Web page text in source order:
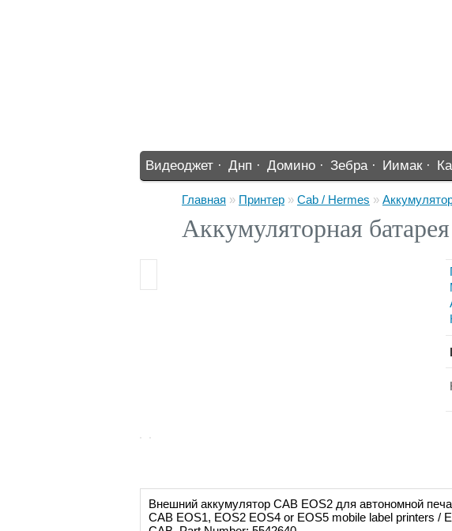
Видеоджет · Днп · Домино · Зебра · Иимак ·
Главная » Принтер » Cab / Hermes »
Аккумуляторная
Внешний аккумулятор CAB EOS2 для автономной
CAB EOS1, EOS2 EOS4 or EOS5 mobile label printers /